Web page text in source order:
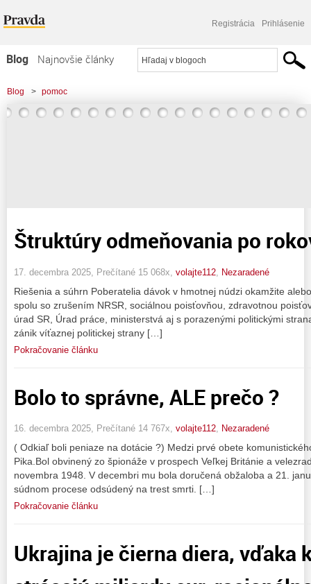
Registrácia Prihlásenie
Blog
Najnovšie články
Najčítanejšie články
Najkomentovanejšie články
Blog > pomoc
Štruktúry odmeňovania po
17. decembra 2025, Prečítané 15 068x, volajte112 Nezaradené
Riešenia a súhrn Poberatelia dávok v hmotnej núdzi okamžite
spolu so zrušením NRSR, sociálnou poisťovňou, zdravotnou
úrad SR, Úrad práce, ministerstvá aj s porazenými politickými
zánik víťaznej politickej strany […]
Pokračovanie článku
Bolo to správne, ALE prečo ?
16. decembra 2025, Prečítané 14 767x, volajte112, Nezaradené
( Odkiaľ boli peniaze na dotácie ?) Medzi prvé obete
Pika.Bol obvinený zo špionáže v prospech Veľkej Británie a
novembra 1948. V decembri mu bola doručená obžaloba a 21.
súdnom procese odsúdený na trest smrti. […]
Pokračovanie článku
Ukrajina je čierna diera, vďaka